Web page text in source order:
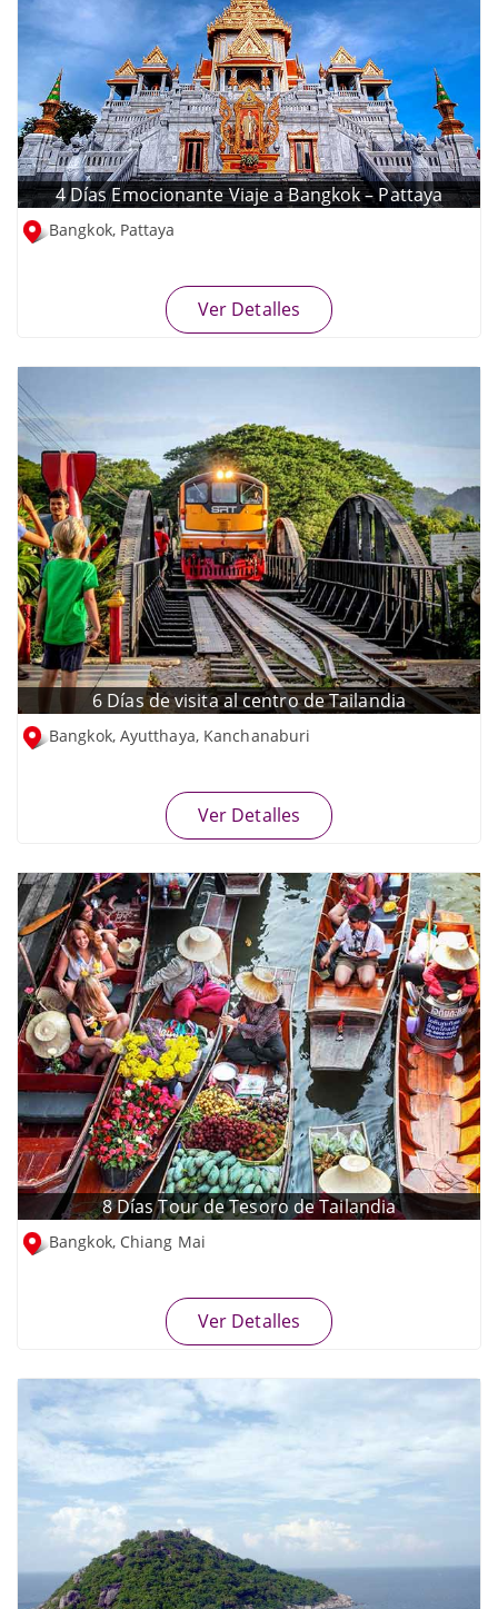
4 Días Emocionante Viaje a Bangkok – Pattaya
Bangkok, Pattaya
Ver Detalles
6 Días de visita al centro de Tailandia
Bangkok, Ayutthaya, Kanchanaburi
Ver Detalles
8 Días Tour de Tesoro de Tailandia
Bangkok, Chiang Mai
Ver Detalles